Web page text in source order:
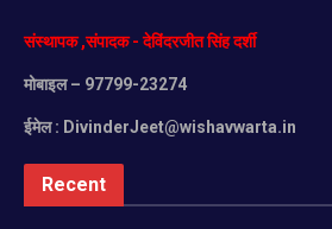
संस्थापक,संपादक-देविंदरजीतसिंहदर्शी
मोबाइल– 97799-23274
ईमेल : DivinderJeet@wishavwarta.in
Recent